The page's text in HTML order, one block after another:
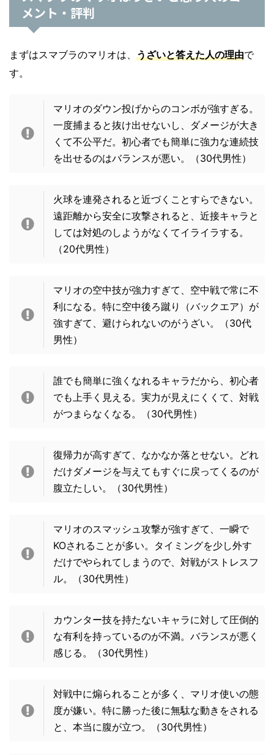
メント・評判
まずはスマブラのマリオは、 うざいと答えた人の理由で
す。
マリオのダウン投げからのコンボが強すぎる。
一度捕まると抜け出せないし、ダメージが大き
くて不公平だ。初心者でも簡単に強力な連続技
を出せるのはバランスが悪い。（30代男性）
火球を連発されると近づくことすらできない。
遠距離から安全に攻撃されると、近接キャラと
しては対処のしようがなくてイライラする。
（20代男性）
マリオの空中技が強力すぎて、空中戦で常に不
利になる。特に空中後ろ蹴り（バックエア）が
強すぎて、避けられないのがうざい。（30代
男性）
誰でも簡単に強くなれるキャラだから、初心者
でも上手く見える。実力が見えにくくて、対戦
がつまらなくなる。
（30代男性）
復帰力が高すぎて、なかなか落とせない。どれ
だけダメージを与えてもすぐに戻ってくるのが
腹立たしい。
（30代男性）
マリオのスマッシュ攻撃が強すぎて、一瞬で
KOされることが多い。タイミングを少し外す
だけでやられてしまうので、対戦がストレスフ
ル。
（30代男性）
カウンター技を持たないキャラに対して圧倒的
な有利を持っているのが不満。バランスが悪く
感じる。
（30代男性）
対戦中に煽られることが多く、マリオ使いの態
度が嫌い。特に勝った後に無駄な動きをされる
と、本当に腹が立つ。
（30代男性）